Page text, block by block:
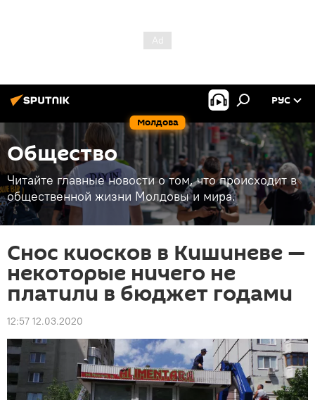
Молдова
РУС
Общество
Читайте главные новости о том, что происходит в
общественной жизни Молдовы и мира.
Снос киосков в Кишиневе —
некоторые ничего не
платили в бюджет годами
12:57 12.03.2020